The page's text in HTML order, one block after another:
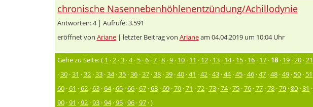
chronische Nasennebenhöhlenentzündung/Achillodynie
Antworten: 4 | Aufrufe: 3.591
eröffnet von Ariane| letzter Beitrag von Arianeam 04.04.2019 um 10:04 Uhr
Gehe zu Seite: ( 1 ·2·3·4· 5·6·7·8·9· 10· 11 · 12· 13· 14· 15· 16· 17· 18· 19·20·21
·30·31 ·32·33·34·35·36·37·38·39·40·41 ·42·43·44·45·46·47·48·49· 50· 51
60·61 ·62·63·64·65·66·67·68·69·70·71 ·72·73·74·75·76·77·78·79·80·81 ·
90·91 ·92·93·94·95·96·97· )